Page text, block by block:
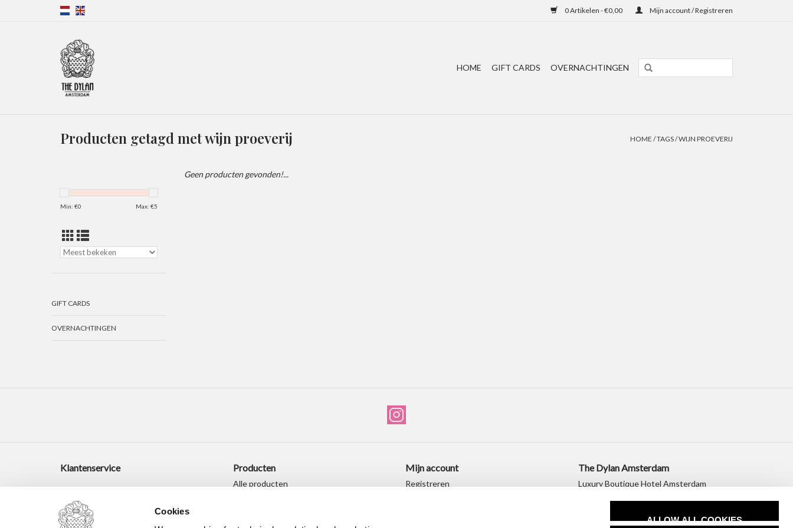
Cookies
ALLOW ALL COOKIES
0 Artikelen - €0,00 Mijn account / Registreren
HOME GIFT CARDS OVERNACHTINGEN
Producten getagd met wijn proeverij HOME /TAGS/WIJN PROEVERIJ
Min: €0 Max: €5
GIFT CARDS
OVERNACHTINGEN
Geen producten gevonden!...
Klantenservice Producten
Alle producten
Mijn account
Registreren
The Dylan Amsterdam
Luxury Boutique Hotel Amsterdam
+31 20 530 2010
sales@dylanamsterdam.com